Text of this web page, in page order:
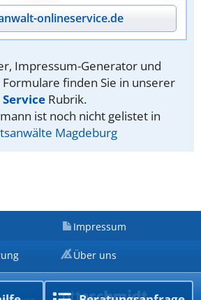
onlineservice.de
Impressum-Generator und
finden Sie in unserer
Service Rubrik.
ist noch nicht gelistet in
Magdeburg
Impressum
Über uns